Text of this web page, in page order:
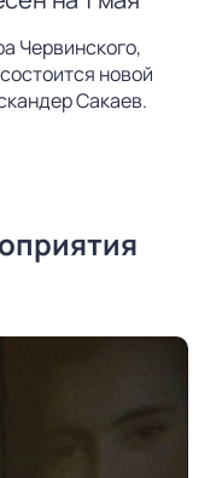
Червинского,
новой
Сакаев.